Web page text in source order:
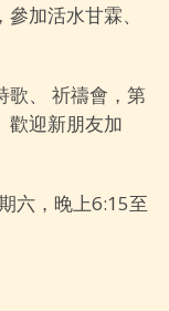
加活水甘霖、
歌、 祈禱會，第
歡迎新朋友加
六，晚上6:15至